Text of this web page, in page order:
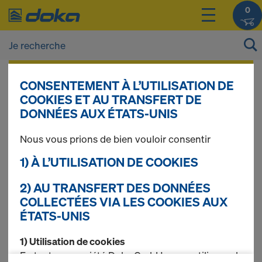
0
Vous pouvez afficher les prix de vos produits
après vous êtreconnecté(e)ouinscrit(e).
Coffrages-cadres
légers
CONSENTEMENT À L’UTILISATION DE
COOKIES ET AU TRANSFERT DE
DONNÉES AUX ÉTATS-UNIS
Nous vous prions de bien vouloir consentir
1) À L’UTILISATION DE COOKIES
2) AU TRANSFERT DES DONNÉES
COLLECTÉES VIA LES COOKIES AUX
ÉTATS-UNIS
1) Utilisation de cookies
En tant que société Doka GmbH, nous utilisons des